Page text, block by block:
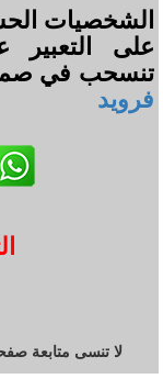
الشخصيات
على
تنسحب في
فرويد
لا تنسى متابعة